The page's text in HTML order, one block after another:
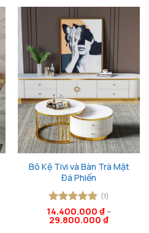
Bô Kệ Tivi và Bàn Trà Mặt
Đá Phiến
Được xếp
hạng55
(1)
14.400.000 ₫–
29.800.000 ₫